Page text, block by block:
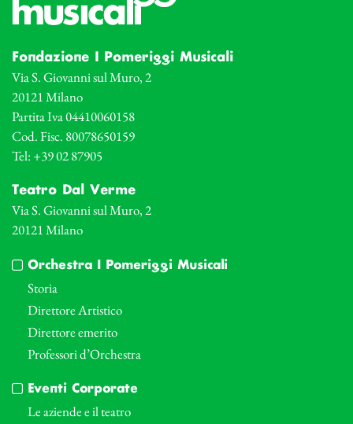
Fondazione I Pomeriggi Musicali
Via S. Giovanni sul Muro, 2
20121 Milano
Partita Iva 04410060158
Cod. Fisc. 80078650159
Tel: +39 02 87905
Teatro Dal Verme
Via S. Giovanni sul Muro, 2
20121 Milano
Orchestra I Pomeriggi Musicali
Storia
Direttore Artistico
Direttore emerito
Professori d’Orchestra
Eventi Corporate
Le aziende e il teatro